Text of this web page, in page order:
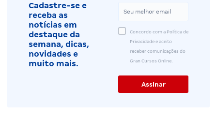
Cadastre-se e
receba as
notícias em
destaque da
semana, dicas,
novidades e
muito mais.
Concordo com a Política de
Privacidade e aceito
receber comunicações do
Gran Cursos Online.